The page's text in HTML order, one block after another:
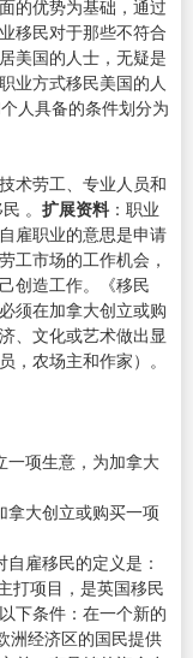
的优势为基础，通过
移民对于那些不符合
美国的人士，无疑是
业方式移民美国的人
人具备的条件划分为
术劳工、专业人员和
。 扩展资料 ：职业
雇职业的意思是申请
工市场的工作机会，
创造工作。《移民
须在加拿大创立或购
、文化或艺术做出显
，农场主和作家）。
一项生意，为加拿大
拿大创立或购买一项
雇移民的定义是：
打项目，是英国移民
下条件：在一个新的
洲经济区的国民提供